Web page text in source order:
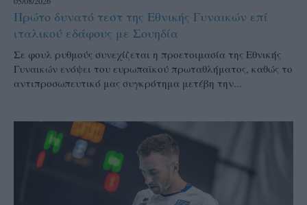
Πρώτο δυνατό τεστ της Εθνικής Γυναικών επί
ιταλικού εδάφους με Σουηδία
Σε φουλ ρυθμούς συνεχίζεται η προετοιμασία της Εθνικής
Γυναικών ενόψει του ευρωπαϊκού πρωταθλήματος, καθώς το
αντιπροσωπευτικό μας συγκρότημα μετέβη την...